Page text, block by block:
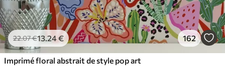
22.07€13.24€ 162
Imprimé floral abstrait de style pop art